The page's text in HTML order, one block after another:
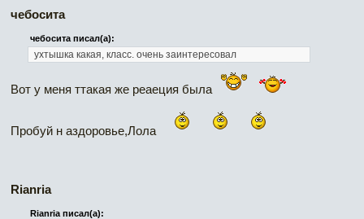
чебосита
чебосита писал(а):
ухтышка какая, класс. очень заинтересовал
Вот у меня ттакая же реаеция была
Пробуй н аздоровье,Лола
Rianria
Rianria писал(а):